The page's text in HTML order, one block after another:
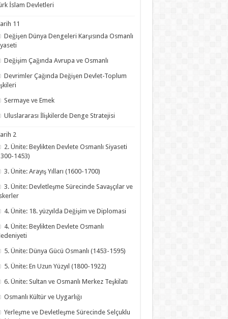
İslam Devletleri
11
Değişen Dünya Dengeleri Karşısında Osmanlı
Değişim Çağında Avrupa ve Osmanlı
Devrimler Çağında Değişen Devlet-Toplum
Sermaye ve Emek
Uluslararası İlişkilerde Denge Stratejisi
2
2. Ünite: Beylikten Devlete Osmanlı Siyaseti
1453)
3. Ünite: Arayış Yılları (1600-1700)
3. Ünite: Devletleşme Sürecinde Savaşçılar ve
4. Ünite: 18. yüzyılda Değişim ve Diplomasi
4. Ünite: Beylikten Devlete Osmanlı
5. Ünite: Dünya Gücü Osmanlı (1453-1595)
5. Ünite: En Uzun Yüzyıl (1800-1922)
6. Ünite: Sultan ve Osmanlı Merkez Teşkilatı
Osmanlı Kültür ve Uygarlığı
Yerleşme ve Devletleşme Sürecinde Selçuklu